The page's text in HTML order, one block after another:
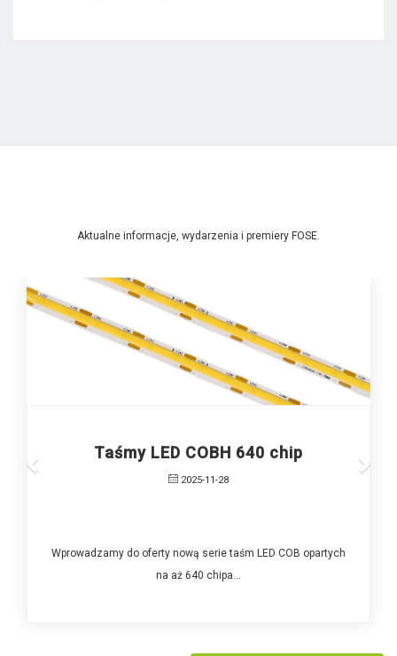
Aktualne informacje, wydarzenia i premiery FOSE.
Taśmy LED COBH 640 chip
2025-11-28
Wprowadzamy do oferty nową serie taśm LED COB opartych
na aż 640 chipa...